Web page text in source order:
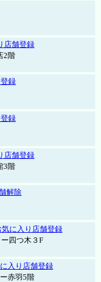
店舗登録
2階
録
録
店舗登録
3階
解除
気に入り店舗登録
四つ木３F
入り店舗登録
赤羽5階